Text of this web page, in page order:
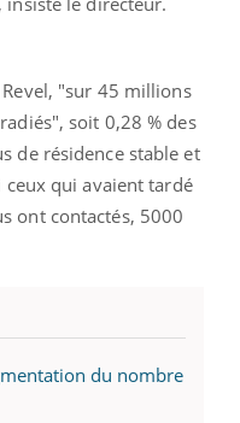
"sur 45 millions
soit 0,28 % des
de résidence stable et
qui avaient tardé
ont contactés, 5000
du nombre